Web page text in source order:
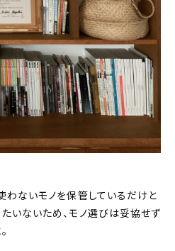
わないモノを保管しているだけと
いないため、モノ選びは妥協せず